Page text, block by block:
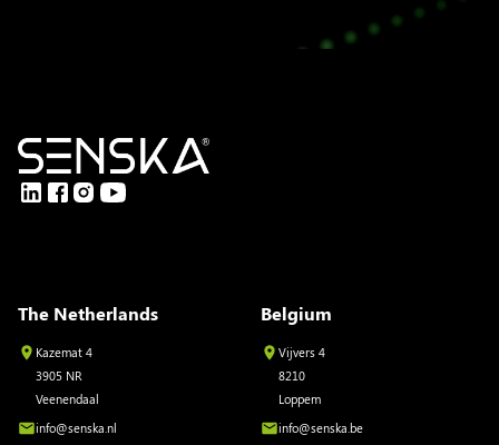
The Netherlands
Kazemat 4
3905 NR
Veenendaal
info@senska.nl
Belgium
Vijvers 4
8210
Loppem
info@senska.be